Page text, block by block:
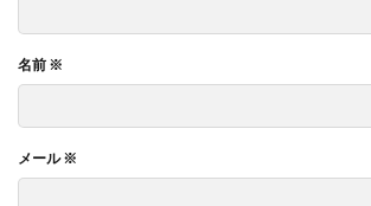
名前 ※
メール※